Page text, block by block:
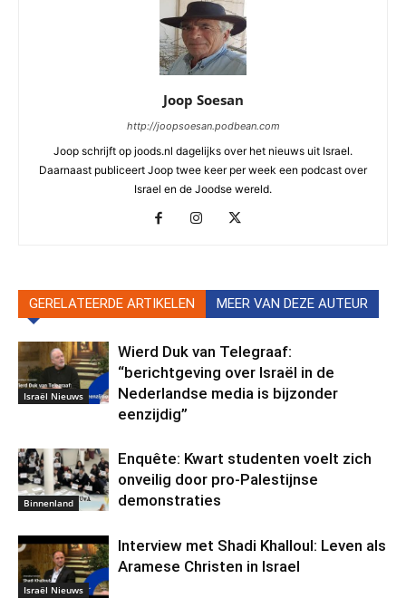
Joop Soesan
http://joopsoesan.podbean.com
Joop schrijft op joods.nl dagelijks over het nieuws uit Israel.
Daarnaast publiceert Joop twee keer per week een podcast over
Israel en de Joodse wereld.
GERELATEERDE ARTIKELEN MEER VAN DEZE AUTEUR
Israël Nieuws
Wierd Duk van Telegraaf:
“berichtgeving over Israël in de
Nederlandse media is bijzonder
eenzijdig”
Binnenland
Enquête: Kwart studenten voelt zich
onveilig door pro-Palestijnse
demonstraties
Israël Nieuws
Interview met Shadi Khalloul: Leven als
Aramese Christen in Israel